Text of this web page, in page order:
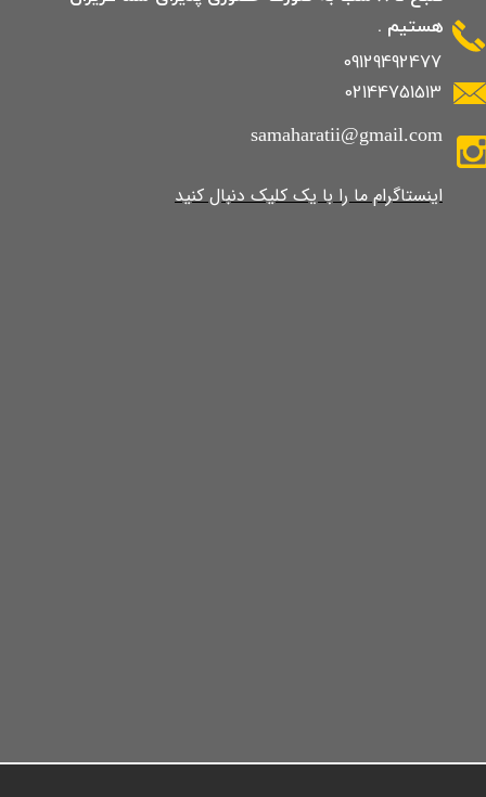
09129492477
02144751513
هستیم .
samaharatii@gmail.com
​​​​​​​​​اینستاگرام ما را با یک کلیک دنبال کنید